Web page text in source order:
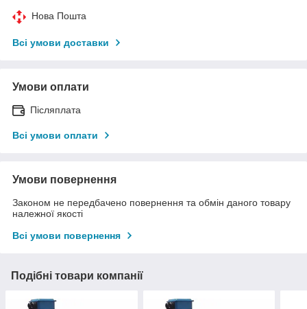
Нова Пошта
Всі умови доставки
Умови оплати
Післяплата
Всі умови оплати
Умови повернення
Законом не передбачено повернення та обмін даного товару
належної якості
Всі умови повернення
Подібні товари компанії